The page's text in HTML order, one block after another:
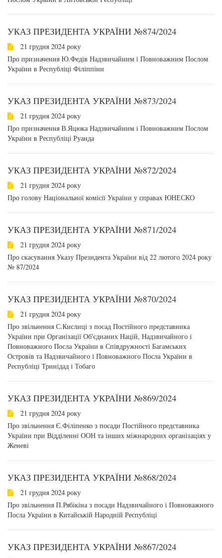
УКАЗ ПРЕЗИДЕНТА УКРАЇНИ №874/2024
21 грудня 2024 року
Про призначення Ю.Федів Надзвичайним і Повноважним Послом
України в Республіці Філіппіни
УКАЗ ПРЕЗИДЕНТА УКРАЇНИ №873/2024
21 грудня 2024 року
Про призначення В.Яцюка Надзвичайним і Повноважним Послом
України в Республіці Руанда
УКАЗ ПРЕЗИДЕНТА УКРАЇНИ №872/2024
21 грудня 2024 року
Про голову Національної комісії України у справах ЮНЕСКО
УКАЗ ПРЕЗИДЕНТА УКРАЇНИ №871/2024
21 грудня 2024 року
Про скасування Указу Президента України від 22 лютого 2024 року
№ 87/2024
УКАЗ ПРЕЗИДЕНТА УКРАЇНИ №870/2024
21 грудня 2024 року
Про звільнення С.Кислиці з посад Постійного представника
України при Організації Об'єднаних Націй, Надзвичайного і
Повноважного Посла України в Співдружності Багамських
Островів та Надзвичайного і Повноважного Посла України в
Республіці Тринідад і Тобаго
УКАЗ ПРЕЗИДЕНТА УКРАЇНИ №869/2024
21 грудня 2024 року
Про звільнення Є.Філіпенко з посади Постійного представника
України при Відділенні ООН та інших міжнародних організаціях у
Женеві
УКАЗ ПРЕЗИДЕНТА УКРАЇНИ №868/2024
21 грудня 2024 року
Про звільнення П.Рябікіна з посади Надзвичайного і Повноважного
Посла України в Китайській Народній Республіці
УКАЗ ПРЕЗИДЕНТА УКРАЇНИ №867/2024